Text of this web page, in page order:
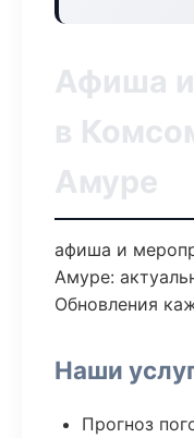
Афиша
в
Амуре
афиша и
Амуре:
Обновления
Наши
Прогноз